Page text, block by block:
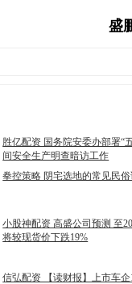
盛
胜亿配资 国务院安委办部署“
间安全生产明查暗访工作
拳控策略 阴宅选地的常见民
小股神配资 高盛公司预测 至
将较现货价下跌19%
信弘配资 【读财报】上市车